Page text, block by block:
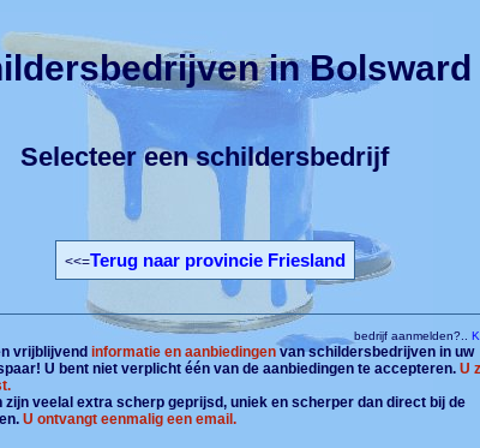
in Bolsward
Selecteer een schildersbedrijf
<<=Terug naar provincie Friesland
bedrijf aanmelden?..
vrijblijvend informatie en aanbiedingenvan schildersbedrijven in uw
U bent niet verplicht één van de aanbiedingen te accepteren. U
zijn veelal extra scherp geprijsd, uniek en scherper dan direct bij de
U ontvangt eenmalig een email.